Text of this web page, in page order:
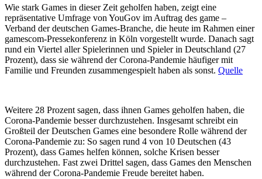
Wie stark Games in dieser Zeit geholfen haben, zeigt eine
repräsentative Umfrage von YouGov im Auftrag des game –
Verband der deutschen Games-Branche, die heute im Rahmen einer
gamescom-Pressekonferenz in Köln vorgestellt wurde. Danach sagt
rund ein Viertel aller Spielerinnen und Spieler in Deutschland (27
Prozent), dass sie während der Corona-Pandemie häufiger mit
Familie und Freunden zusammengespielt haben als sonst. Quelle
Weitere 28 Prozent sagen, dass ihnen Games geholfen haben, die
Corona-Pandemie besser durchzustehen. Insgesamt schreibt ein
Großteil der Deutschen Games eine besondere Rolle während der
Corona-Pandemie zu: So sagen rund 4 von 10 Deutschen (43
Prozent), dass Games helfen können, solche Krisen besser
durchzustehen. Fast zwei Drittel sagen, dass Games den Menschen
während der Corona-Pandemie Freude bereitet haben.